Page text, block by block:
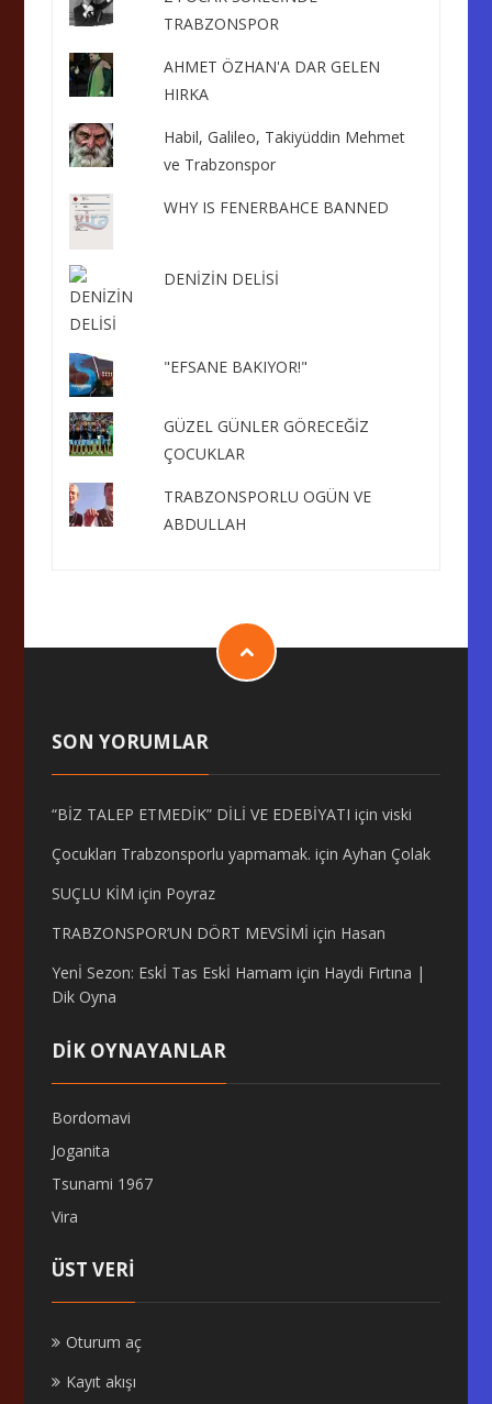
TRABZONSPOR
AHMET ÖZHAN'A DAR GELEN
HIRKA
Habil, Galileo, Takiyüddin Mehmet
ve Trabzonspor
WHY IS FENERBAHCE BANNED
DENİZİN DELİSİ
"EFSANE BAKIYOR!"
GÜZEL GÜNLER GÖRECEĞİZ
ÇOCUKLAR
TRABZONSPORLU OGÜN VE
ABDULLAH
SON YORUMLAR
“BİZ TALEP ETMEDİK” DİLİ VE EDEBİYATI içinviski
Çocukları Trabzonsporlu yapmamak. içinAyhan Çolak
SUÇLU KİM için Poyraz
TRABZONSPOR’UN DÖRT MEVSİMİ için Hasan
Yenİ Sezon: Eskİ Tas Eskİ Hamam için Haydi Fırtına |
Dik Oyna
DİK OYNAYANLAR
Bordomavi
Joganita
Tsunami 1967
Vira
ÜST VERI
Oturum aç
Kayıt akışı